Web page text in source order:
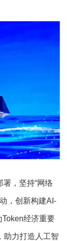
，坚持“网络
，创新构建AI-
经济重要
助力打造人工智